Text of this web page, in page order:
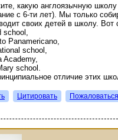
какую англоязычную
с 6-ти лет). Мы только
своих детей в школу. Вот
school,
Panamericano,
school,
Academy,
school.
отличие этих
Цитировать Пожаловаться